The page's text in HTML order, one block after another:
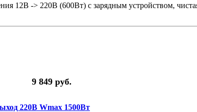
12В -> 220В (600Вт) с зарядным устройством,
9 849 руб.
220В Wmax 1500Вт